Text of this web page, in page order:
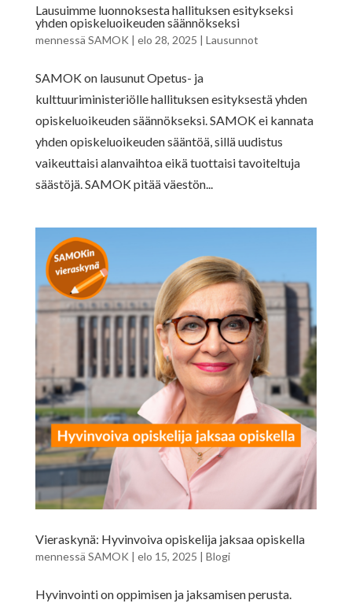
Lausuimme luonnoksesta hallituksen esitykseksi
yhden opiskeluoikeuden säännökseksi
mennessä SAMOK | elo 28, 2025 | Lausunnot
SAMOK on lausunut Opetus- ja
kulttuuriministeriölle hallituksen esityksestä yhden
opiskeluoikeuden säännökseksi. SAMOK ei kannata
yhden opiskeluoikeuden sääntöä, sillä uudistus
vaikeuttaisi alanvaihtoa eikä tuottaisi tavoiteltuja
säästöjä. SAMOK pitää väestön...
Vieraskynä: Hyvinvoiva opiskelija jaksaa opiskella
mennessä SAMOK | elo 15, 2025 | Blogi
Hyvinvointi on oppimisen ja jaksamisen perusta.